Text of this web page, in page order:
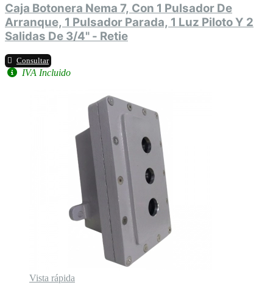
Caja Botonera Nema 7, Con 1 Pulsador De
Arranque, 1 Pulsador Parada, 1 Luz Piloto Y 2
Salidas De 3/4" - Retie
Consultar
IVA Incluido
Vista rápida